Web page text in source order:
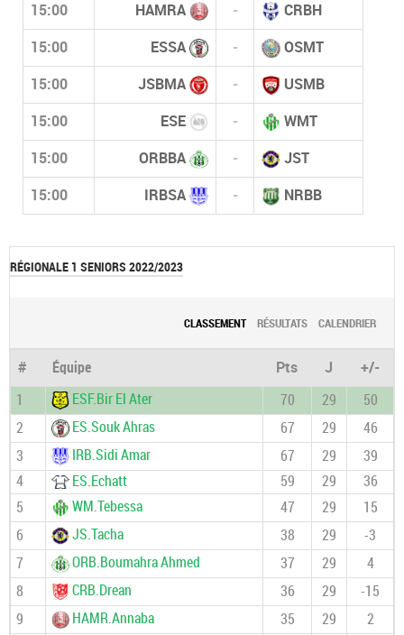
15:00 HAMRA - CRBH
15:00 ESSA - OSMT
15:00 JSBMA - USMB
15:00 ESE - WMT
15:00 ORBBA - JST
15:00 IRBSA - NRBB
RÉGIONALE 1 SENIORS 2022/2023
CLASSEMENT RÉSULTATS CALENDRIER
# Équipe Pts J
+/-
1
ESF.Bir El Ater 70 29
50
2
ES.Souk Ahras 67 29
46
3
IRB.Sidi Amar 67 29
39
4
ES.Echatt 59 29
36
5
WM.Tebessa 47 29
15
6
JS.Tacha 38 29
-3
7
ORB.Boumahra Ahmed 37 29
4
8
CRB.Drean 36 29
-15
9
HAMR.Annaba 35 29 2